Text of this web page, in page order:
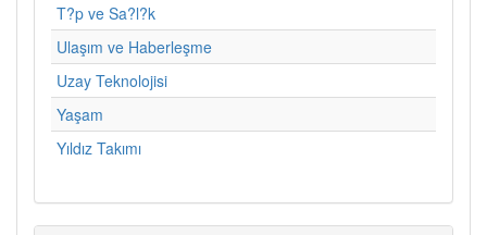
T?p ve Sa?l?k
Ulaşım ve Haberleşme
Uzay Teknolojisi
Yaşam
Yıldız Takımı